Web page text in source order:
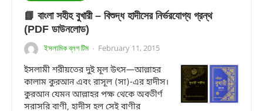
📘 বাংলা সহীহ বুখারী – বিশুদ্ধ হাদীসের নির্ভরযোগ্য গ্রন্থ
(PDF ডাউনলোড)
ইসলামিক ব্লগ টিম · February 11, 2015
ইসলামী শরীয়তের দুই মূল উৎস—আল্লাহর
কালাম কুরআন এবং রাসূল (সা)-এর হাদীস।
কুরআন যেমন আল্লাহর পক্ষ থেকে অবতীর্ণ
সরাসরি বাণী, হাদীস হল সেই বাণীর